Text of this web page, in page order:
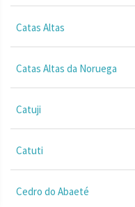
Catas Altas
Catas Altas da Noruega
Catuji
Catuti
Cedro do Abaeté